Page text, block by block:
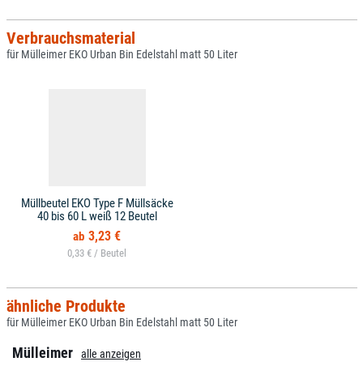
Verbrauchsmaterial
für Mülleimer EKO Urban Bin Edelstahl matt 50 Liter
Müllbeutel EKO Type F Müllsäcke
40 bis 60 L weiß 12 Beutel
3,23 €
0,33 € /
ähnliche Produkte
für Mülleimer EKO Urban Bin Edelstahl matt 50 Liter
Mülleimer alle anzeigen